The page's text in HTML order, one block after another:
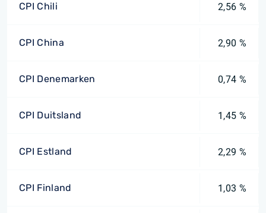
CPI Chili 2,56 %
CPI China 2,90 %
CPI Denemarken 0,74 %
CPI Duitsland 1,45 %
CPI Estland 2,29 %
CPI Finland 1,03 %